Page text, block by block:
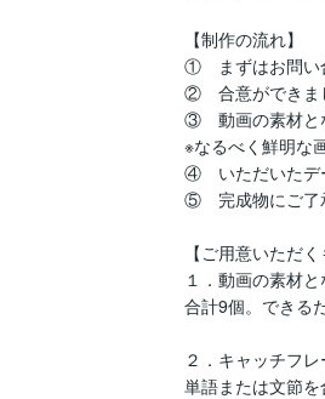
【制作の流れ】
①　まずはお問い
②　合意ができま
③　動画の素材と
※なるべく鮮明な
④　いただいたデ
⑤　完成物にご了
【ご用意いただく
１．動画の素材
合計9個。できる
２．キャッチフ
単語または文節を